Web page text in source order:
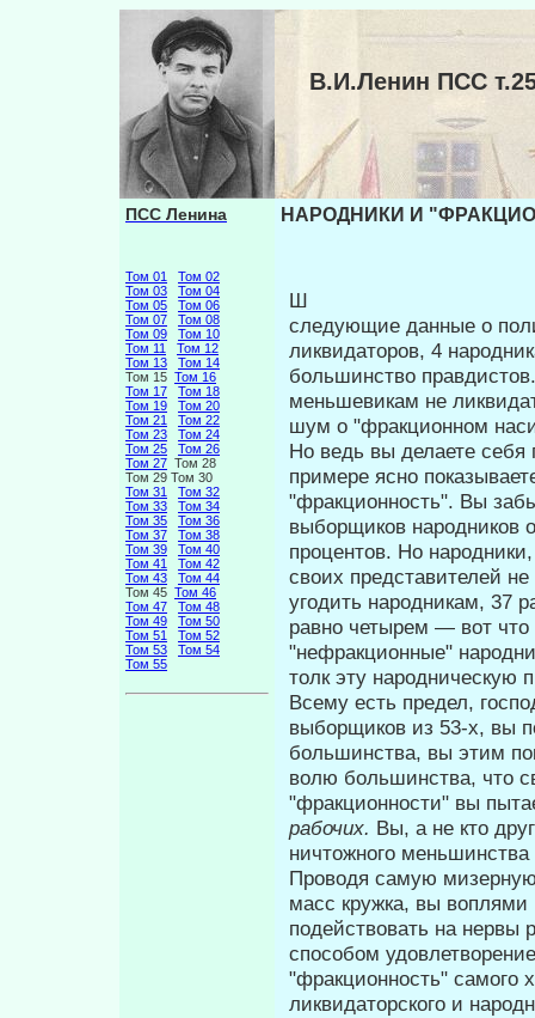
В.И.Ленин ПСС
ПСС Ленина
Том 01
Том 02
Том 03
Том 04
Том 05
Том 06
Том 07
Том 08
Том 09
Том 10
Том 11
Том 12
Том 13
Том 14
Том 15 Том 16
Том 17
Том 18
Том 19
Том 20
Том 21
Том 22
Том 23
Том 24
Том 25
Том 26
Том 27 Том 28
Том 29 Том 30
Том 31
Том 32
Том 33
Том 34
Том 35
Том 36
Том 37
Том 38
Том 39
Том 40
Том 41
Том 42
Том 43
Том 44
Том 45 Том 46
Том 47
Том 48
Том 49
Том 50
Том 51
Том 52
Том 53
Том 54
Том 55
НАРОДНИКИ И
Ш
следующие данные о
ликвидато­ров, 4
большинство
меньшевикам не
шум о "фракционном
Но ведь вы делаете
приме­ре ясно
"фракционность". Вы
выборщиков народников
процентов. Но
своих представителей
угодить народникам, 37
равно четырем — вот
"нефракционные"
толк эту народническую
Всему есть предел,
выборщи­ков из 53-х, вы
большинства, вы этим
волю большинства, что
"фракционности" вы
рабочих. Вы, а не кто
ничтожного
Проводя самую
масс кружка, вы воплями
подействовать на нер­вы
способом
"фракционность" самого
ликвидаторского и